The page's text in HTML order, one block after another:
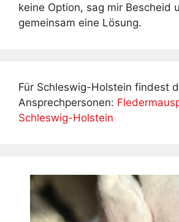
keine Option, sag mir Bescheid
gemeinsam eine Lösung.
Für Schleswig-Holstein findest
Ansprechpersonen:
Schleswig-Holstein